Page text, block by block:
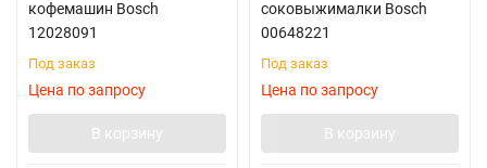
кофемашин Bosch
12028091
Под заказ
Цена по запросу
В корзину
соковыжималки Bosch
00648221
Под заказ
Цена по запросу
В корзину